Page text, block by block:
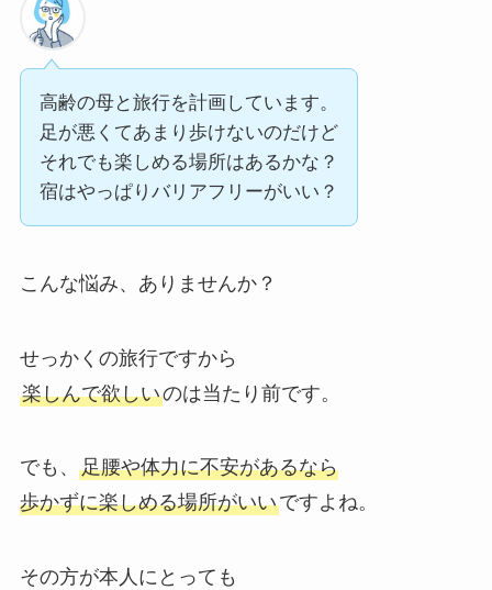
高齢の母と旅行を計画しています。
足が悪くてあまり歩けないのだけど
それでも楽しめる場所はあるかな？
宿はやっぱりバリアフリーがいい？
こんな悩み、ありませんか？
せっかくの旅行ですから
楽しんで欲しいのは当たり前です。
でも、 足腰や体力に不安があるなら
歩かずに楽しめる場所がいいですよね。
その方が本人にとっても